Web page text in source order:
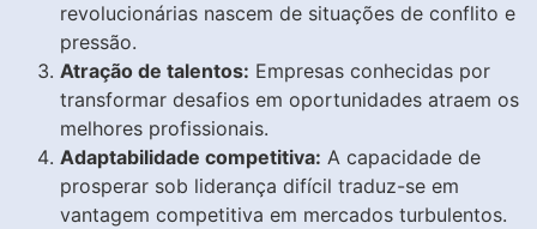
revolucionárias nascem de situações de conflito e
pressão.
Atração de talentos: Empresas conhecidas por
transformar desafios em oportunidades atraem os
melhores profissionais.
Adaptabilidade competitiva: A capacidade de
prosperar sob liderança difícil traduz-se em
vantagem competitiva em mercados turbulentos.